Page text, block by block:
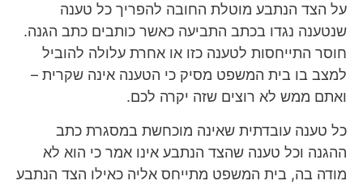
על הצד הנתבע מוטלת החובה להפריך כל טענה
שנטענה נגדו בכתב התביעה כאשר כותבים כתב הגנה.
חוסר התייחסות לטענה כזו או אחרת עלולה להוביל
למצב בו בית המשפט מסיק כי הטענה אינה שקרית –
ואתם ממש לא רוצים שזה יקרה לכם.
כל טענה עובדתית שאינה מוכחשת במסגרת כתב
ההגנה וכל טענה שהצד הנתבע אינו אמר כי הוא לא
מודה בה, בית המשפט מתייחס אליה כאילו הצד הנתבע